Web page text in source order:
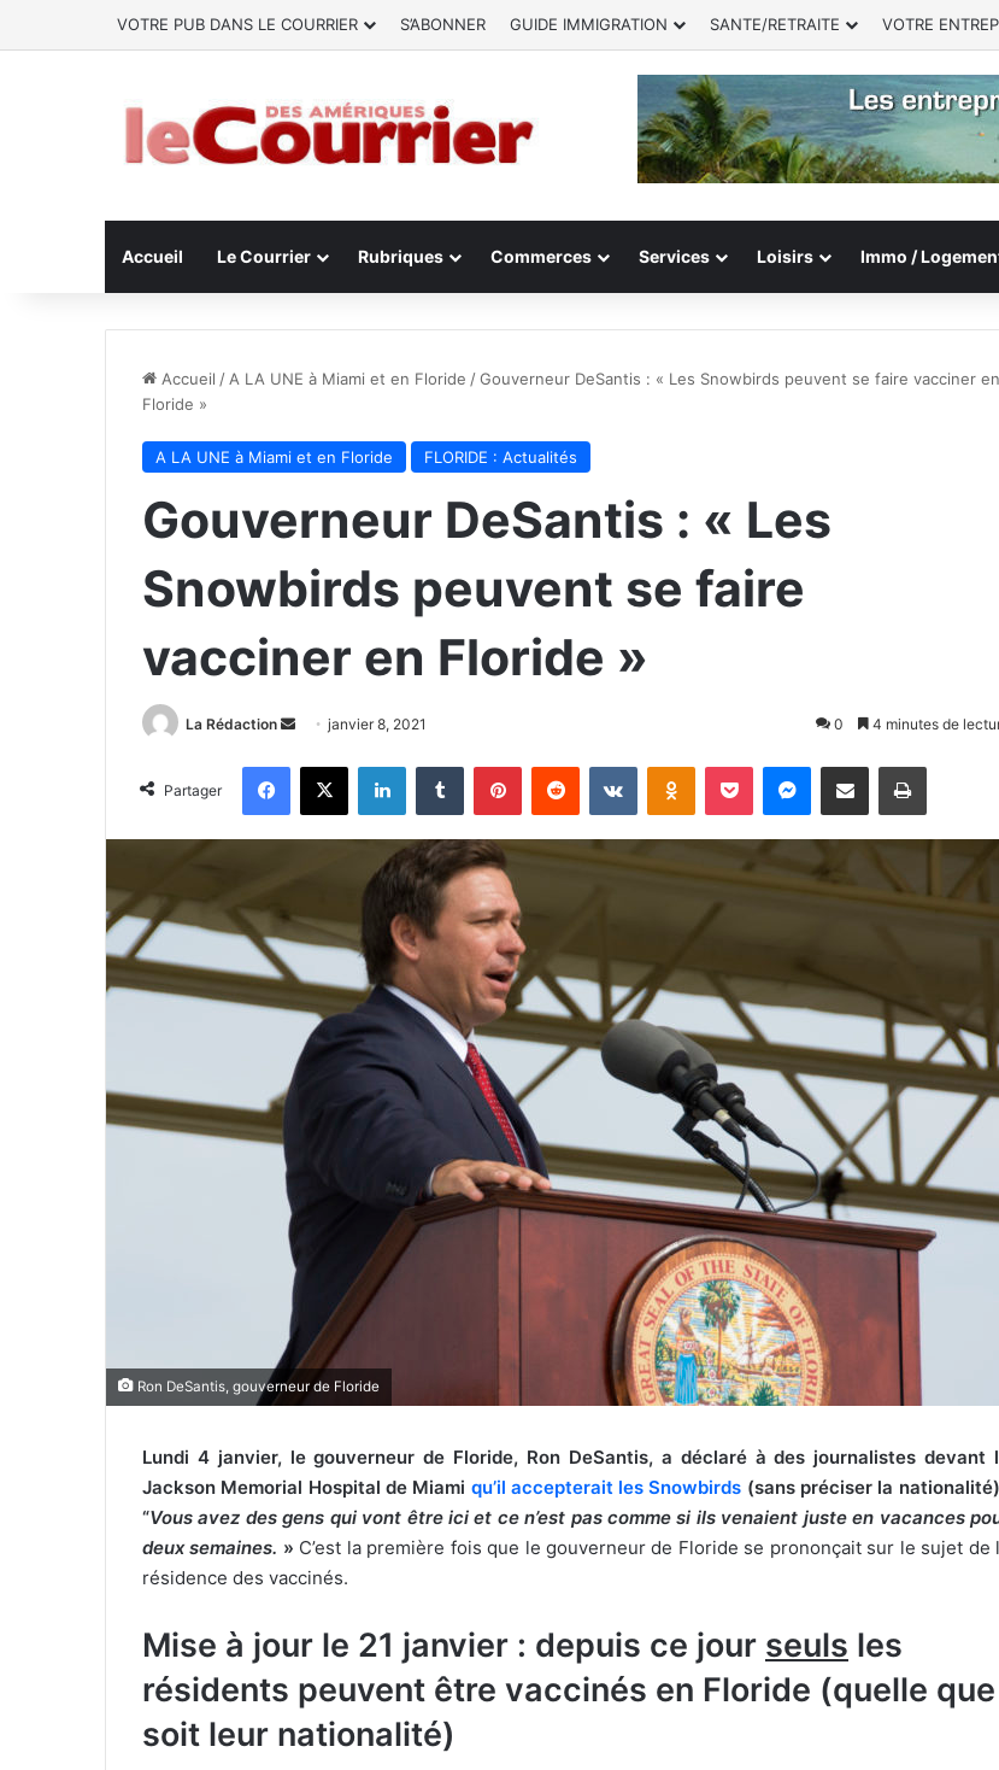
VOTRE PUB DANS LE COURRIER S’ABONNER GUIDE IMMIGRATION SANTE/RETRAITE VOTRE
Accueil Le Courrier Rubriques Commerces Services Loisirs Immo /
Accueil / A LA UNE à Miami et en Floride /Gouverneur DeSantis : « Les Snowbirds peuvent se faire vacciner en
Floride »
A LA UNE à Miami et en Floride FLORIDE : Actualités
Gouverneur DeSantis : « Les
Snowbirds peuvent se faire
vacciner en Floride »
La Rédaction
o
y
c
o
r
janvier 8, 2021 0 4 minutes de
Partager
Ron DeSantis, gouverneur de Floride
Lundi 4 janvier, le gouverneur de Floride, Ron DeSantis, a déclaré à des journalistes devant
Jackson Memorial Hospital de Miami qu’il accepterait les Snowbirds (sans préciser la
“Vous avez des gens qui vont être ici et ce n’est pas comme si ils venaient juste en vacances
deux semaines. » C’est la première fois que le gouverneur de Floride se prononçait sur le sujet de
résidence des vaccinés.
Mise à jour le 21 janvier : depuis ce jour seuls les
résidents peuvent être vaccinés en Floride (quelle que
soit leur nationalité)